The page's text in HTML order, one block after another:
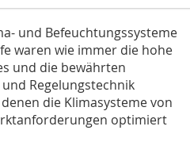
und Befeuchtungssysteme
waren wie immer die hohe
und die bewährten
Regelungstechnik
die Klimasysteme von
optimiert